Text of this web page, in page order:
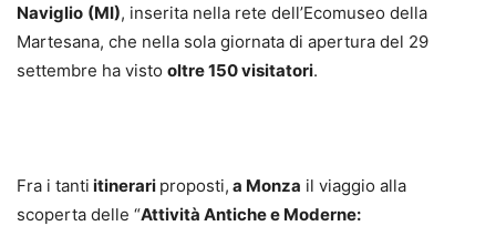
Naviglio (MI), inserita nella rete dell’Ecomuseo della
Martesana, che nella sola giornata di apertura del 29
settembre ha visto oltre 150 visitatori.
Fra i tanti itinerari proposti, a Monza il viaggio alla
scoperta delle “Attività Antiche e Moderne: